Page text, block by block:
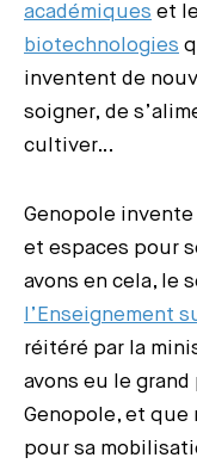
académiques et
biotechnologies
inventent de
soigner, de
cultiver…
Genopole
et espaces pour
avons en cela, le
l’Enseignement
réitéré par la
avons eu le
Genopole, et que
pour sa